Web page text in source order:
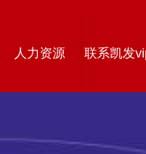
人力资源 联系凯发